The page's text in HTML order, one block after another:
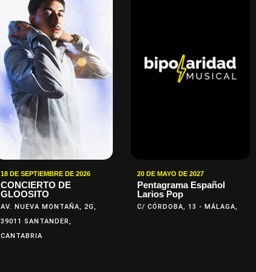
18 DE SEPTIEMBRE DE 2026
CONCIERTO DE
GLOOSITO
AV. NUEVA MONTAÑA, 2G,
39011 SANTANDER,
CANTABRIA
20 DE MAYO DE 2027
Pentagrama Español
Larios Pop
C/ CÓRDOBA, 13 - MÁLAGA,